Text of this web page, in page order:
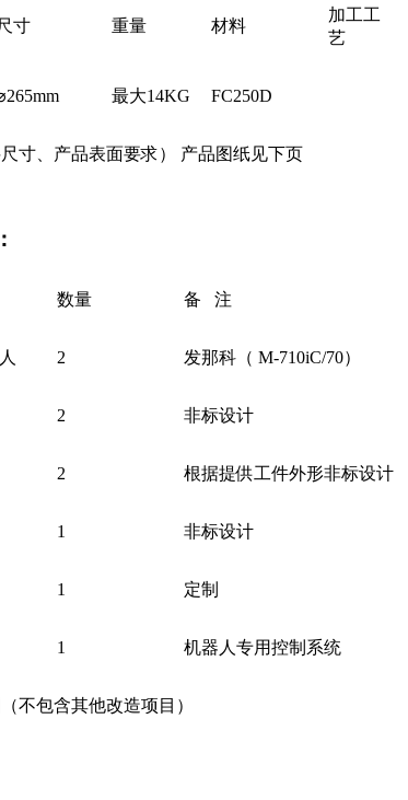
寸 重量 材料
加工工
艺
最大14KG FC250D
寸、产品表面要求） 产品图纸见下页
数量 备 注
2 发那科（ M-710iC/70）
2 非标设计
2 根据提供工件外形非标设计
1 非标设计
1 定制
1 机器人专用控制系统
不包含其他改造项目）